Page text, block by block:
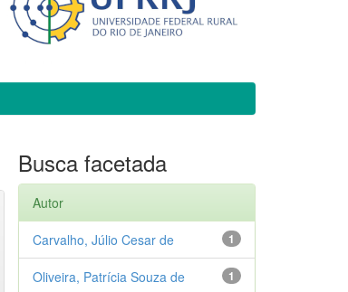
Busca facetada
Autor
1
Carvalho, Júlio Cesar de
1
Oliveira, Patrícia Souza de